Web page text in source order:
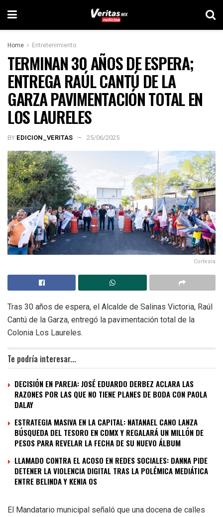
Home Entretenimiento
TERMINAN 30 AÑOS DE ESPERA;
ENTREGA RAÚL CANTÚ DE LA
GARZA PAVIMENTACIÓN TOTAL EN
LOS LAURELES
BY EDICION_VERITAS 25/06/2025
Cortesía
Tras 30 años de espera, el Alcalde de Salinas Victoria, Raúl
Cantú de la Garza, entregó la pavimentación total de la
Colonia Los Laureles.
Te podría interesar...
DECISIÓN EN PAREJA: JOSÉ EDUARDO DERBEZ ACLARA LAS
RAZONES POR LAS QUE NO TIENE PLANES DE BODA CON PAOLA
DALAY
ESTRATEGIA MASIVA EN LA CAPITAL: NATANAEL CANO LANZA
BÚSQUEDA DEL TESORO EN CDMX Y REGALARÁ UN MILLÓN DE
PESOS PARA REVELAR LA FECHA DE SU NUEVO ÁLBUM
LLAMADO CONTRA EL ACOSO EN REDES SOCIALES: DANNA PIDE
DETENER LA VIOLENCIA DIGITAL TRAS LA POLÉMICA MEDIÁTICA
ENTRE BELINDA Y KENIA OS
El Mandatario municipal señaló que una docena de calles